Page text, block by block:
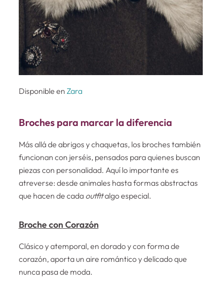
Disponible en Zara
Broches para marcar la diferencia
Más allá de abrigos y chaquetas, los broches también
funcionan con jerséis, pensados para quienes buscan
piezas con personalidad. Aquí lo importante es
atreverse: desde animales hasta formas abstractas
que hacen de cada outfitalgo especial.
Broche con Corazón
Clásico y atemporal, en dorado y con forma de
corazón, aporta un aire romántico y delicado que
nunca pasa de moda.